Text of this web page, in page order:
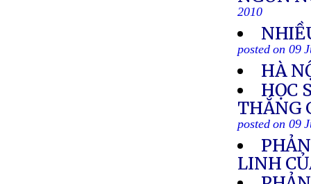
2010
posted on 09
HÀ
HỌC
THẮNG
posted on 09
LINH